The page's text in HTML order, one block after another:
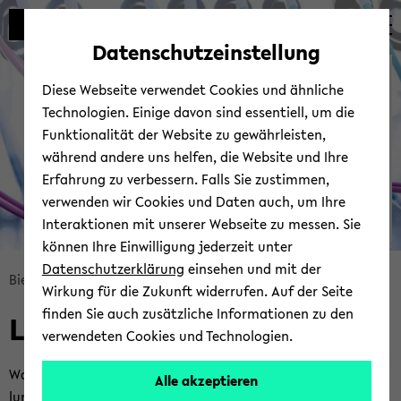
Automatische
vermeiden
zum
wechseln
zum
wechseln
zum
wechseln
Bread­
crumb
über­
sprin­
gen
und
Bie­le­fel­der IT-​Servicezentrum Über uns Leit­bild
Servicezentrum
© Uni­ver­si­tät Bie­le­feld | BITS
Leit­bild
Was ist ein Leit­bild? Ein Leit­bild ist eine schrift­li­che Dar­stel­
lung der Vi­si­on einer Or­ga­ni­sa­ti­on, dem sich alle Be­schäf­tig­
Datenschutzeinstellung
Diese Webseite verwendet Cookies und ähnliche
Technologien. Einige davon sind essentiell, um die
Funktionalität der Website zu gewährleisten,
während andere uns helfen, die Website und Ihre
Erfahrung zu verbessern. Falls Sie zustimmen,
verwenden wir Cookies und Daten auch, um Ihre
Interaktionen mit unserer Webseite zu messen. Sie
können Ihre Einwilligung jederzeit unter
Datenschutzerklärung einsehen und mit der
Wirkung für die Zukunft widerrufen. Auf der Seite
finden Sie auch zusätzliche Informationen zu den
verwendeten Cookies und Technologien.
Alle akzeptieren